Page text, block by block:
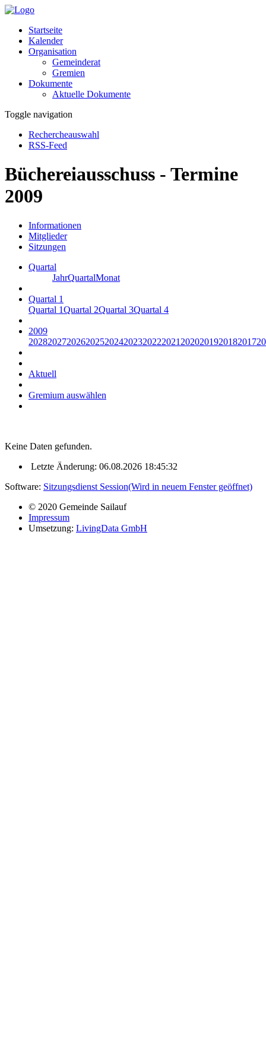
Startseite
Kalender
Organisation
Gemeinderat
Gremien
Dokumente
Aktuelle Dokumente
Toggle navigation
Rechercheauswahl
RSS-Feed
Büchereiausschuss - Termine
2009
Informationen
Mitglieder
Sitzungen
Quartal
JahrQuartalMonat
Quartal 1
Quartal 1Quartal 2Quartal 3Quartal 4
2009
20282027202620252024202320222021 2020201920182017
Aktuell
Gremium auswählen
Keine Daten gefunden.
Letzte Änderung: 06.08.2026 18:45:32
Software: Sitzungsdienst Session(Wird in neuem Fenster geöffnet)
© 2020 Gemeinde Sailauf
Impressum
Umsetzung: LivingData GmbH